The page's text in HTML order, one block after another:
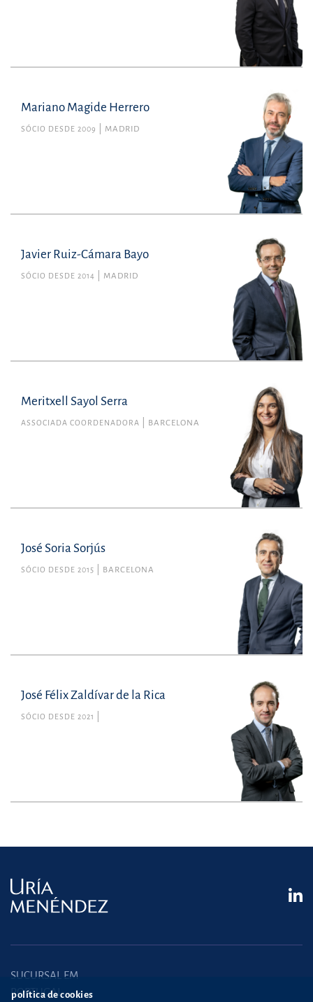
Mariano Magide Herrero
SÓCIO DESDE 2009 MADRID
Javier Ruiz-Cámara Bayo
SÓCIO DESDE 2014 MADRID
Meritxell Sayol Serra
ASSOCIADA COORDENADORA BARCELONA
José Soria Sorjús
SÓCIO DESDE 2015 BARCELONA
José Félix Zaldívar de la Rica
SÓCIO DESDE 2021
SUCURSAL EM
PORTUGAL
política de cookies